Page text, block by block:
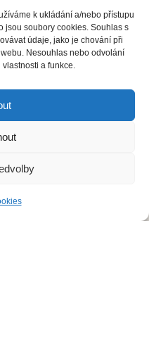
k ukládání a/nebo přístupu
jsou soubory cookies. Souhlas s
údaje, jako je chování při
Nesouhlas nebo odvolání
a funkce.